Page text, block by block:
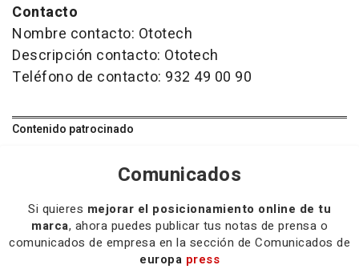
Contacto
Nombre contacto: Ototech
Descripción contacto: Ototech
Teléfono de contacto: 932 49 00 90
Contenido patrocinado
Comunicados
Si quieres mejorar el posicionamiento online de tu
marca, ahora puedes publicar tus notas de prensa o
comunicados de empresa en la sección de Comunicados de
europa press